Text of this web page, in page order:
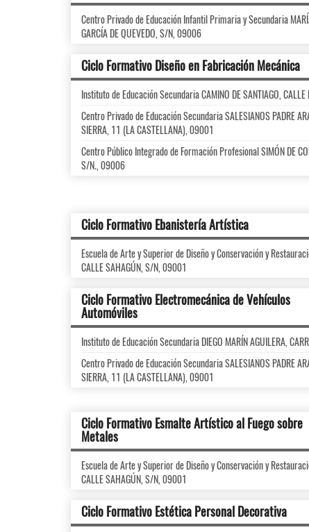
Centro Privado de Educación Infantil Primaria y Secundaria
GARCÍA DE QUEVEDO, S/N, 09006
Ciclo Formativo Diseño en Fabricación Mecánica
Instituto de Educación Secundaria CAMINO DE SANTIAGO,
Centro Privado de Educación Secundaria SALESIANOS PADRE
SIERRA, 11 (LA CASTELLANA), 09001
Centro Público Integrado de Formación Profesional SIMÓN DE
S/N., 09006
Ciclo Formativo Ebanistería Artística
Escuela de Arte y Superior de Diseño y Conservación y
CALLE SAHAGÚN, S/N, 09001
Ciclo Formativo Electromecánica de Vehículos
Automóviles
Instituto de Educación Secundaria DIEGO MARÍN AGUILERA,
Centro Privado de Educación Secundaria SALESIANOS PADRE
SIERRA, 11 (LA CASTELLANA), 09001
Ciclo Formativo Esmalte Artístico al Fuego sobre
Metales
Escuela de Arte y Superior de Diseño y Conservación y
CALLE SAHAGÚN, S/N, 09001
Ciclo Formativo Estética Personal Decorativa